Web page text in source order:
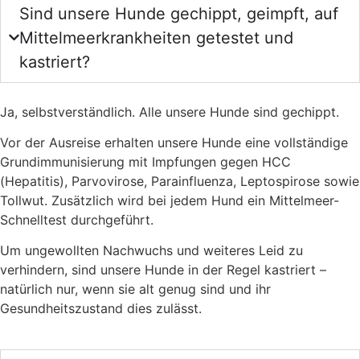
Sind unsere Hunde gechippt, geimpft, auf
Mittelmeerkrankheiten getestet und
kastriert?
Ja, selbstverständlich. Alle unsere Hunde sind gechippt.
Vor der Ausreise erhalten unsere Hunde eine vollständige
Grundimmunisierung mit Impfungen gegen HCC
(Hepatitis), Parvovirose, Parainfluenza, Leptospirose sowie
Tollwut. Zusätzlich wird bei jedem Hund ein Mittelmeer-
Schnelltest durchgeführt.
Um ungewollten Nachwuchs und weiteres Leid zu
verhindern, sind unsere Hunde in der Regel kastriert –
natürlich nur, wenn sie alt genug sind und ihr
Gesundheitszustand dies zulässt.